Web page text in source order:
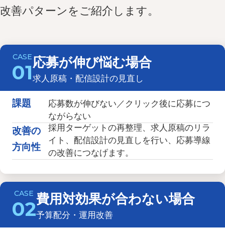
改善パターンをご紹介します。
01応募が伸び悩む場合
求人原稿・配信設計の見直し
課題
応募数が伸びない／クリック後に応募につ
ながらない
改善の
方向性
採用ターゲットの再整理、求人原稿のリラ
イト、配信設計の見直しを行い、応募導線
の改善につなげます。
02費用対効果が合わない場合
予算配分・運用改善